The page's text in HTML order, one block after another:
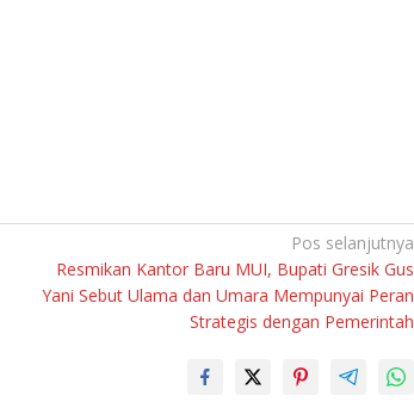
Pos selanjutnya
Resmikan Kantor Baru MUI, Bupati Gresik Gus
Yani Sebut Ulama dan Umara Mempunyai Peran
Strategis dengan Pemerintah